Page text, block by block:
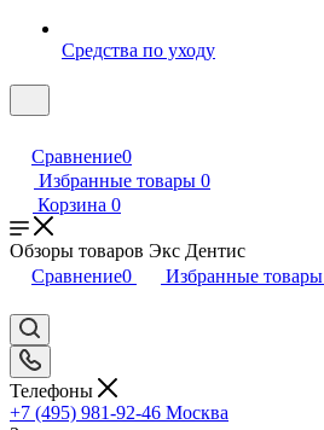
Средства по уходу
Сравнение0
Избранные товары 0
Корзина 0
Обзоры товаров Экс Дентис
Сравнение0 Избранные товары
Телефоны
+7 (495) 981-92-46 Москва